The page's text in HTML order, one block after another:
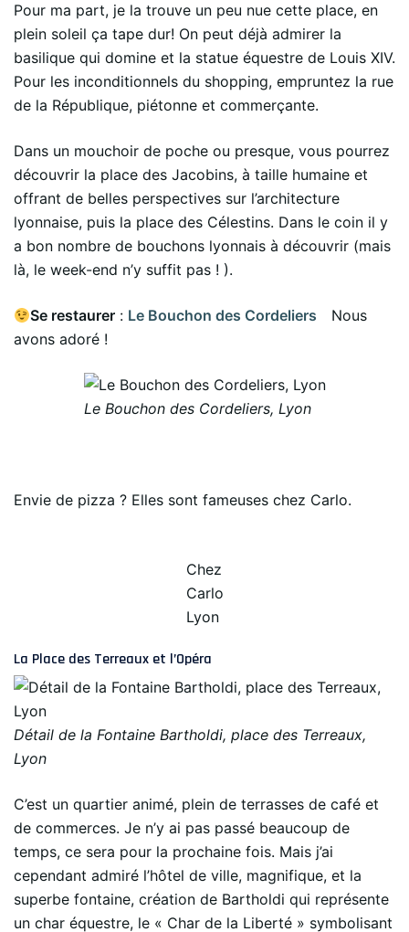
Pour ma part, je la trouve un peu nue cette place, en
plein soleil ça tape dur! On peut déjà admirer la
basilique qui domine et la statue équestre de Louis XIV.
Pour les inconditionnels du shopping, empruntez la rue
de la République, piétonne et commerçante.
Dans un mouchoir de poche ou presque, vous pourrez
découvrir la place des Jacobins, à taille humaine et
offrant de belles perspectives sur l’architecture
lyonnaise, puis la place des Célestins. Dans le coin il y
a bon nombre de bouchons lyonnais à découvrir (mais
là, le week-end n’y suffit pas ! ).
Se restaurer : Le Bouchon des Cordeliers
Nous
avons adoré !
Le Bouchon des Cordeliers, Lyon
Envie de pizza ? Elles sont fameuses chez Carlo.
Chez
Carlo
Lyon
La Place des Terreaux et l’Opéra
Détail de la Fontaine Bartholdi, place des Terreaux,
Lyon
C’est un quartier animé, plein de terrasses de café et
de commerces. Je n’y ai pas passé beaucoup de
temps, ce sera pour la prochaine fois. Mais j’ai
cependant admiré l’hôtel de ville, magnifique, et la
superbe fontaine, création de Bartholdi qui représente
un char équestre, le « Char de la Liberté » symbolisant